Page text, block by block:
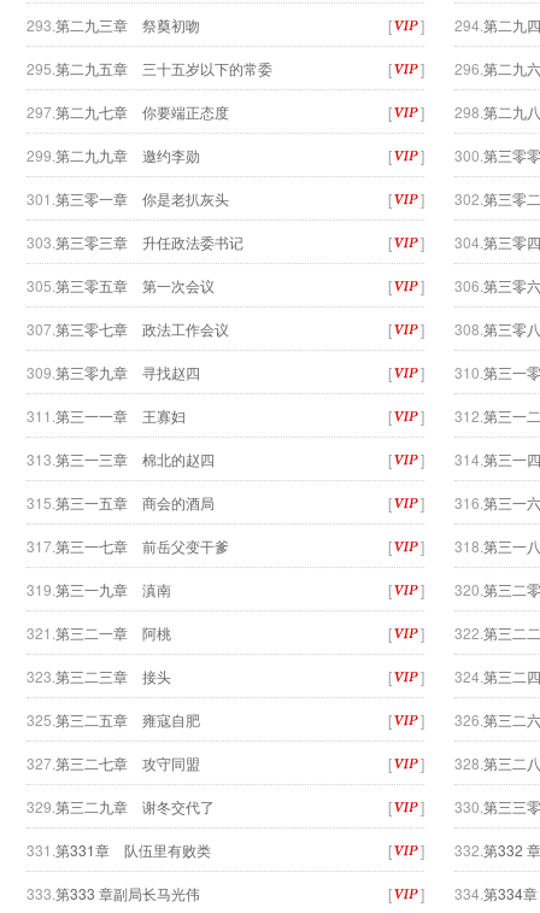
293. 第二九三章 祭奠初吻 [ ] 294. 第二九
295. 第二九五章 三十五岁以下的常委 [ ] 296. 第二九
297.第二九七章 你要端正态度 [ ] 298. 第二九
299. 第二九九章 邀约李勋 [ ] 300. 第三零
301. 第三零一章 你是老扒灰头 [ ] 302. 第三零
303. 第三零三章 升任政法委书记 [ ] 304. 第三零
305. 第三零五章 第一次会议 [ ] 306. 第三零
307.第三零七章 政法工作会议 [ ] 308. 第三零
309. 第三零九章 寻找赵四 [ ] 310. 第三一
311. 第三一一章 王寡妇 [ ] 312. 第三一
313. 第三一三章 棉北的赵四 [ ] 314. 第三一
315. 第三一五章 商会的酒局 [ ] 316. 第三一
317.第三一七章 前岳父变干爹 [ ] 318. 第三一
319. 第三一九章 滇南 [ ] 320. 第三二
321. 第三二一章 阿桃 [ ] 322. 第三二
323. 第三二三章 接头 [ ] 324. 第三二
325. 第三二五章 雍寇自肥 [ ] 326. 第三二
327.第三二七章 攻守同盟 [ ] 328. 第三二
329. 第三二九章 谢冬交代了 [ ] 330. 第三三
331. 第331章 队伍里有败类 [ ] 332. 第332
333. 第333 章副局长马光伟 [ ] 334. 第334